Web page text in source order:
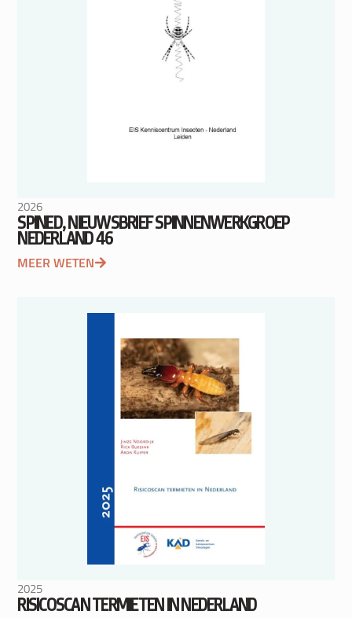
2026
SPINED, NIEUWSBRIEF SPINNENWERKGROEP
NEDERLAND 46
MEER WETEN
2025
RISICOSCAN TERMIETEN IN NEDERLAND